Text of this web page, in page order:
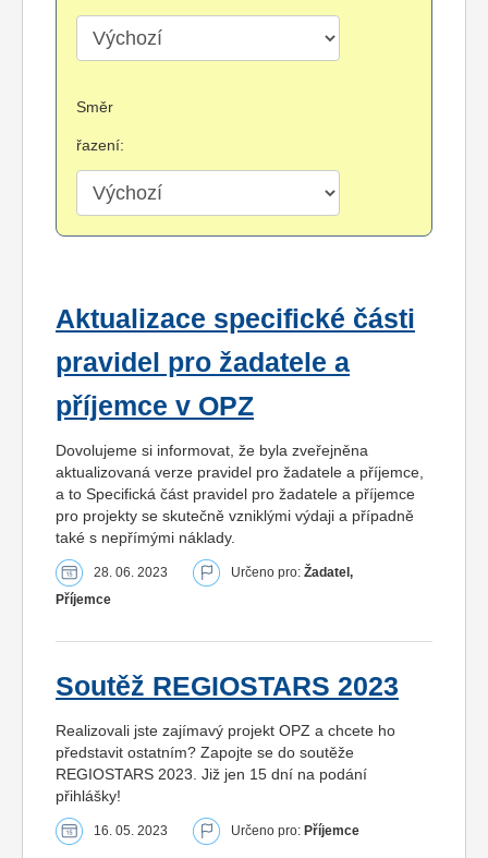
Směr
řazení:
Aktualizace specifické části
pravidel pro žadatele a
příjemce v OPZ
Dovolujeme si informovat, že byla zveřejněna
aktualizovaná verze pravidel pro žadatele a příjemce,
a to Specifická část pravidel pro žadatele a příjemce
pro projekty se skutečně vzniklými výdaji a případně
také s nepřímými náklady.
28. 06. 2023 Určeno pro: Žadatel,
Příjemce
Soutěž REGIOSTARS 2023
Realizovali jste zajímavý projekt OPZ a chcete ho
představit ostatním? Zapojte se do soutěže
REGIOSTARS 2023. Již jen 15 dní na podání
přihlášky!
16. 05. 2023 Určeno pro: Příjemce